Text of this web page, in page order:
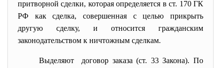
притворной сделки, которая определяется в ст. 170 ГК
РФ как сделка, совершенная с целью прикрыть
другую сделку, и относится гражданским
законодательством к ничтожным сделкам.
Выделяют договор заказа (ст. 33 Закона). По